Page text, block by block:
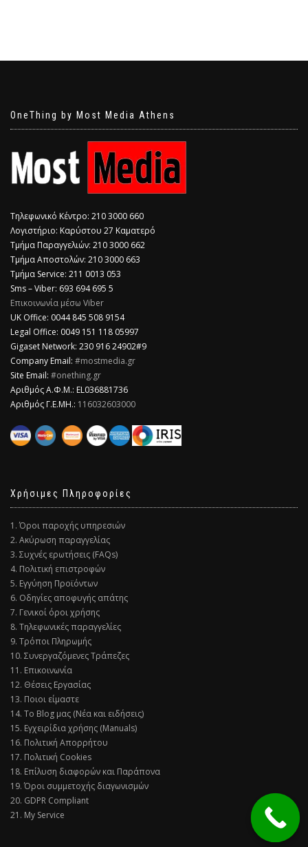
OneThing by Most Media Athens
Τηλεφωνικό Κέντρο: 210 3000 660
Λογιστήριο: Καρύστου 27 Καματερό
Τμήμα Παραγγελιών: 210 3000 662
Τμήμα Αποστολών: 210 3000 663
Τμήμα Service: 211 0013 053
Sms – Viber: 693 694 695 5
Επικοινωνία μέσω Viber
​UK Office: 0044 845 508 9154
Legal Office: 0049 151 118 05997
Gigaset Network: 230 916 24902#9
Company Email: #mostmedia.gr
Site Email: #onething.gr
Αριθμός Α.Φ.Μ.: EL036881736
Αριθμός Γ.Ε.ΜΗ.: 116032603000
Χρήσιμες Πληροφορίες
1. Όροι παροχής υπηρεσιών
2. Ακύρωση παραγγελίας
3. Συχνές ερωτήσεις (FAQs)
4. Πολιτική επιστροφών
5. Εγγύηση Προϊόντων
6. Οδηγίες αποφυγής απάτης
7. Γενικοί όροι χρήσης
8. Τηλεφωνικές παραγγελίες
9. Τρόποι Πληρωμής
10. Συνεργαζόμενες Τράπεζες
11. Επικοινωνία
12. Θέσεις Εργασίας
13. Ποιοι είμαστε
14. Το Blog μας (Νέα και ειδήσεις)
15. Εγχειρίδια χρήσης (Manuals)
16. Πολιτική Απορρήτου
17. Πολιτική Cookies
18. Επίλυση διαφορών και Παράπονα
19. Όροι συμμετοχής διαγωνισμών
20. GDPR Compliant
21. My Service